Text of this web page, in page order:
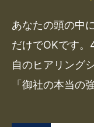
あなたの頭の中
だけでOKです
自のヒアリング
「御社の本当の